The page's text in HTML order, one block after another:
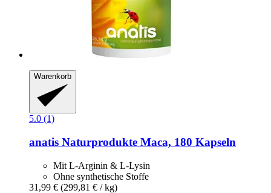
Warenkorb
5.0 (1)
anatis Naturprodukte Maca, 180 Kapseln
Mit L-Arginin & L-Lysin
Ohne synthetische Stoffe
31,99 € (299,81 € / kg)